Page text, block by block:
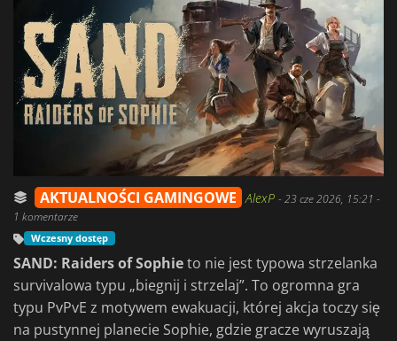
AKTUALNOŚCI GAMINGOWE AlexP -23 cze 2026, 15:21 -
1 komentarze
Wczesny dostęp
SAND: Raiders of Sophieto nie jest typowa strzelanka
survivalowa typu „biegnij i strzelaj”. To ogromna gra
typu PvPvE z motywem ewakuacji, której akcja toczy się
na pustynnej planecie Sophie, gdzie gracze wyruszają